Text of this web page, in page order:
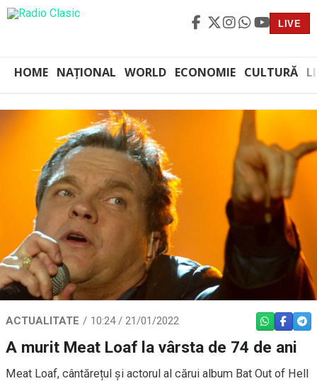
LIVE
HOME NAȚIONAL WORLD ECONOMIE CULTURĂ
ACTUALITATE 10:24 / 21/01/2022 WHATSAPP
A murit Meat Loaf la vârsta de 74 de ani
Meat Loaf, cântărețul și actorul al cărui album Bat Out of Hell